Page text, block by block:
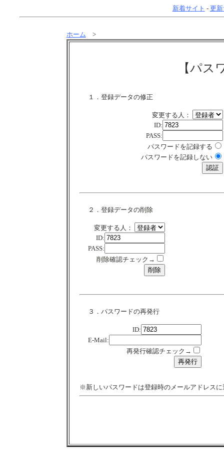
新着サイト - 更
ホーム >
【パス
１．登録データの修正
変更する人：
ID:
PASS:
パスワードを記録する
パスワードを記録しない
２．登録データの削除
変更する人：
ID:
PASS:
削除確認チェック→
３．パスワードの再発行
ID:
E-Mail:
再発行確認チェック→
※新しいパスワードは登録時のメールアドレスに